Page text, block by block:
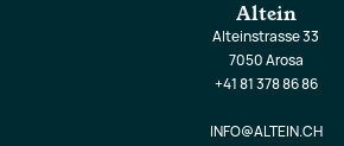
Altein
Alteinstrasse 33
7050 Arosa
+41 81 378 86 86
INFO@ALTEIN.CH